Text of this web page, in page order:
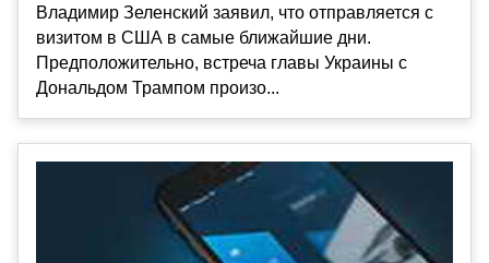
Владимир Зеленский заявил, что отправляется с
визитом в США в самые ближайшие дни.
Предположительно, встреча главы Украины с
Дональдом Трампом произо...